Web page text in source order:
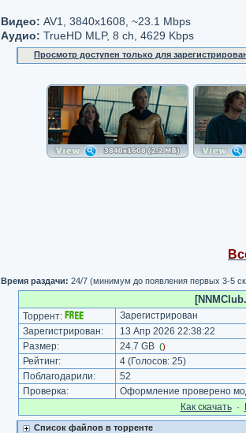
Видео: AV1, 3840x1608, ~23.1 Mbps
Аудио: TrueHD MLP, 8 ch, 4629 Kbps
Просмотр доступен только для
Время раздачи: 24/7 (минимум до появления первых 3-5
Торрент:
Зарегистрирован
Зарегистрирован:
13 Апр 2026 22:38:22
Размер:
24.7 GB ()
Рейтинг: 4(Голосов: 25)
Поблагодарили:
52
Проверка:
Оформление проверено
Как cкачать·
Список файлов в торренте